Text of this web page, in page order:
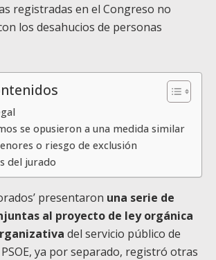
registradas en el Congreso no
los desahucios de personas
se opusieron a una medida similar
o riesgo de exclusión
del jurado
presentaron una serie de
al proyecto de ley orgánica
del servicio público de
ya por separado, registró otras